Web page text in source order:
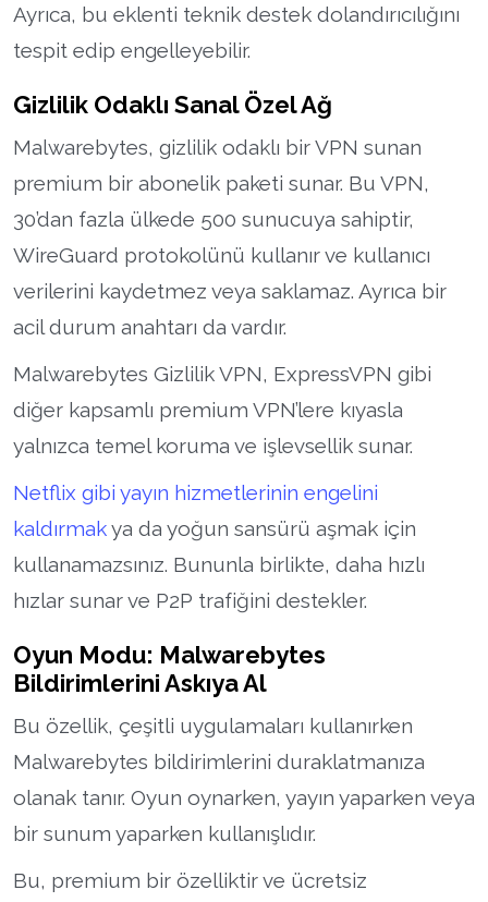
Ayrıca, bu eklenti teknik destek dolandırıcılığını
tespit edip engelleyebilir.
Gizlilik Odaklı Sanal Özel Ağ
Malwarebytes, gizlilik odaklı bir VPN sunan
premium bir abonelik paketi sunar. Bu VPN,
30’dan fazla ülkede 500 sunucuya sahiptir,
WireGuard protokolünü kullanır ve kullanıcı
verilerini kaydetmez veya saklamaz. Ayrıca bir
acil durum anahtarı da vardır.
Malwarebytes Gizlilik VPN, ExpressVPN gibi
diğer kapsamlı premium VPN’lere kıyasla
yalnızca temel koruma ve işlevsellik sunar.
Netflix gibi yayın hizmetlerinin engelini
kaldırmakya da yoğun sansürü aşmak için
kullanamazsınız. Bununla birlikte, daha hızlı
hızlar sunar ve P2P trafiğini destekler.
Oyun Modu: Malwarebytes
Bildirimlerini Askıya Al
Bu özellik, çeşitli uygulamaları kullanırken
Malwarebytes bildirimlerini duraklatmanıza
olanak tanır. Oyun oynarken, yayın yaparken veya
bir sunum yaparken kullanışlıdır.
Bu, premium bir özelliktir ve ücretsiz